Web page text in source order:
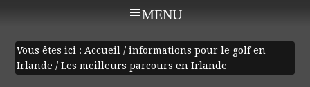
Vous êtes ici :Accueil / informations pour le golf en
Irlande / Les meilleurs parcours en Irlande